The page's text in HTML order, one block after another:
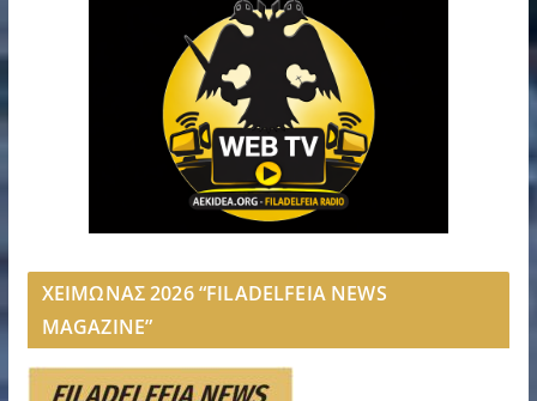
ΧΕΙΜΩΝΑΣ 2026 “FILADELFEIA NEWS
MAGAZINE”